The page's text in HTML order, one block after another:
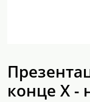
конце X -